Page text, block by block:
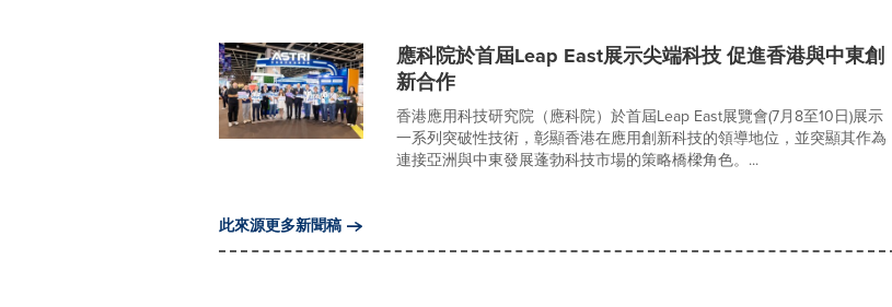
應科院於首屆Leap East展示尖端科技 促進香港與中東創
新合作
香港應用科技研究院（應科院）於首屆Leap East展覽會(7月8至10日)展示
一系列突破性技術，彰顯香港在應用創新科技的領導地位，並突顯其作為
連接亞洲與中東發展蓬勃科技市場的策略橋樑角色。...
此來源更多新聞稿